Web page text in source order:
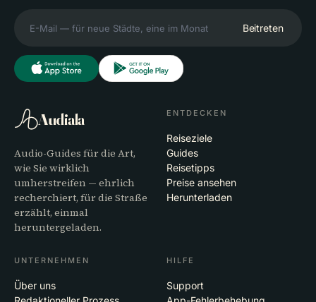
Beitreten
Audiala
Audio-Guides für die Art,
wie Sie wirklich
umherstreifen — ehrlich
recherchiert, für die Straße
erzählt, einmal
heruntergeladen.
ENTDECKEN
Reiseziele
Guides
Reisetipps
Preise ansehen
Herunterladen
UNTERNEHMEN
Über uns
HILFE
Support